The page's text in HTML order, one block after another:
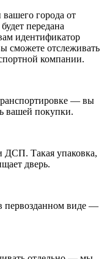
вашего города от
передана
идентификатор
сможете отслеживать
компании.
— вы
вашей покупки.
ДСП. Такая упаковка,
дверь.
первозданном виде —